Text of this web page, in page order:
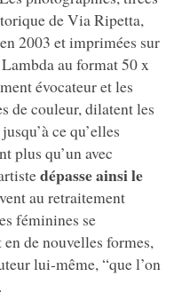
de Via Ripetta,
2003 et imprimées sur
au format 50 x
évocateur et les
de couleur, dilatent les
ce qu’elles
plus qu’un avec
dépasse ainsi le
au retraitement
féminines se
de nouvelles formes,
lui-même, “que l’on